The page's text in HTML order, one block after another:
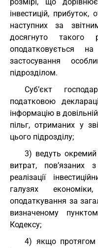
інвестицій, прибуток,
наступних за
досягнуто такого
оподатковується
застосування
підрозділом.
Суб’єкт
податковою
інформацію в
пільг, отриманих у
цього підрозділу;
3) ведуть окремий
витрат, пов’язаних
реалізації
галузях
оподаткування за
визначеному
Кодексу;
4) якщо протягом